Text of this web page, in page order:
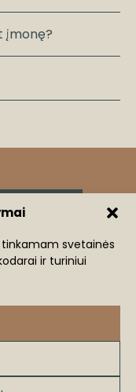
svetainės
ir turiniui
įmonę?
zonos
SAUGOMOS.